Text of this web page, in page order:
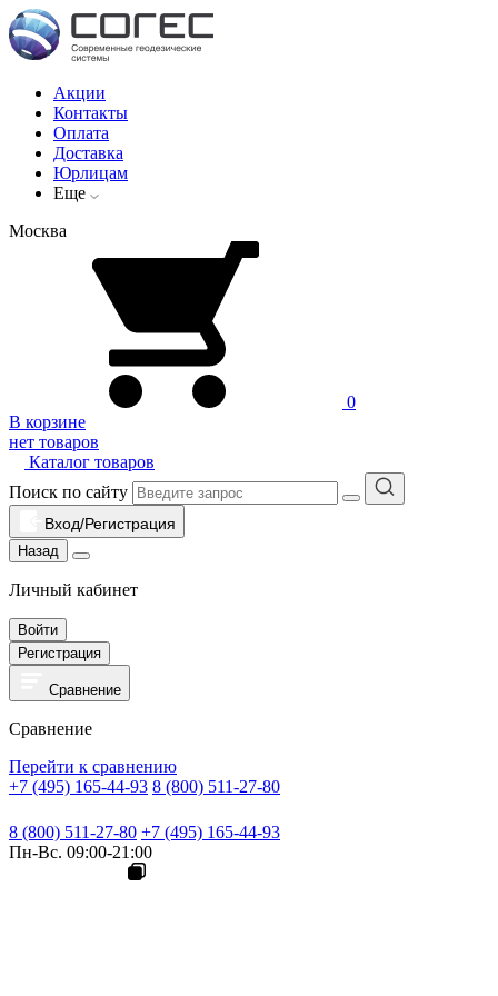
Акции
Контакты
Оплата
Доставка
Юрлицам
Еще
Москва
0
В корзине
нет товаров
Каталог товаров
Поиск по сайту
Вход/Регистрация
Назад
Личный кабинет
Войти
Регистрация
Сравнение
Сравнение
Перейти к сравнению
+7 (495) 165-44-93 8 (800) 511-27-80
8 (800) 511-27-80 +7 (495) 165-44-93
Пн-Вс. 09:00-21:00